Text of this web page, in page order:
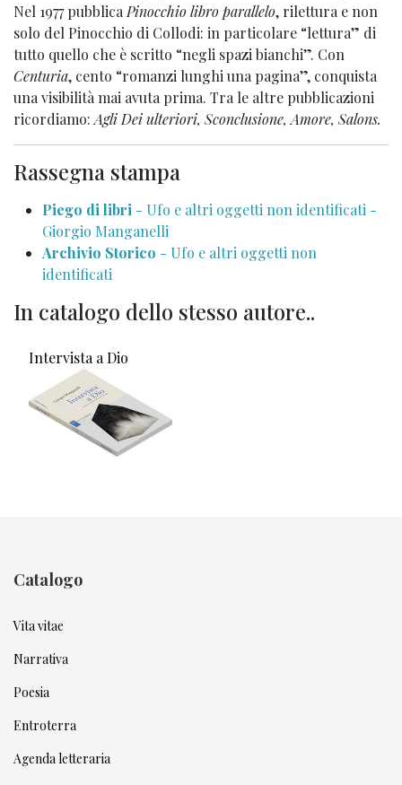
Nel 1977 pubblica Pinocchio libro parallelo, rilettura e non
solo del Pinocchio di Collodi: in particolare “lettura” di
tutto quello che è scritto “negli spazi bianchi”. Con
Centuria, cento “romanzi lunghi una pagina”, conquista
una visibilità mai avuta prima. Tra le altre pubblicazioni
ricordiamo: Agli Dei ulteriori, Sconclusione, Amore, Salons.
Rassegna stampa
Piego di libri - Ufo e altri oggetti non identificati -
Giorgio Manganelli
Archivio Storico - Ufo e altri oggetti non
identificati
In catalogo dello stesso autore..
Intervista a Dio
Catalogo
Vita vitae
Narrativa
Poesia
Entroterra
Agenda letteraria